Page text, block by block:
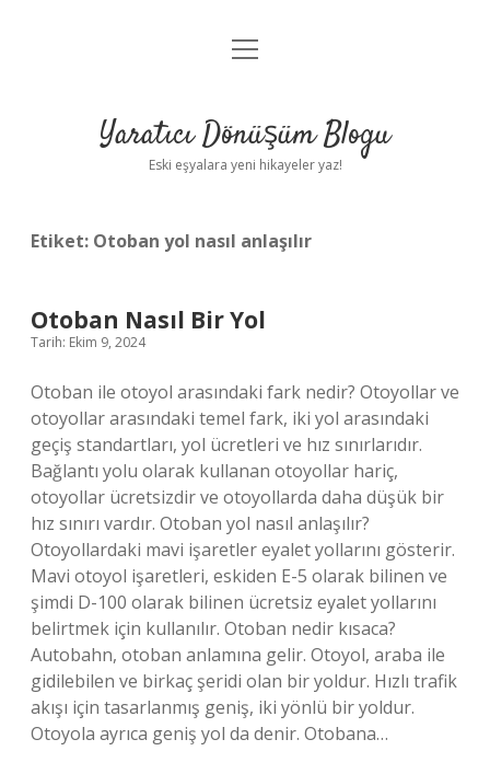
Anasayfa
Yasal Uyarı
menüyü
Yaratıcı Dönüşüm Blogu
Eski eşyalara yeni hikayeler yaz!
Etiket: Otoban yol nasıl anlaşılır
Otoban Nasıl Bir Yol
Tarih: Ekim 9, 2024
Otoban ile otoyol arasındaki fark nedir? Otoyollar ve
otoyollar arasındaki temel fark, iki yol arasındaki
geçiş standartları, yol ücretleri ve hız sınırlarıdır.
Bağlantı yolu olarak kullanan otoyollar hariç,
otoyollar ücretsizdir ve otoyollarda daha düşük bir
hız sınırı vardır. Otoban yol nasıl anlaşılır?
Otoyollardaki mavi işaretler eyalet yollarını gösterir.
Mavi otoyol işaretleri, eskiden E-5 olarak bilinen ve
şimdi D-100 olarak bilinen ücretsiz eyalet yollarını
belirtmek için kullanılır. Otoban nedir kısaca?
Autobahn, otoban anlamına gelir. Otoyol, araba ile
gidilebilen ve birkaç şeridi olan bir yoldur. Hızlı trafik
akışı için tasarlanmış geniş, iki yönlü bir yoldur.
Otoyola ayrıca geniş yol da denir. Otobana…